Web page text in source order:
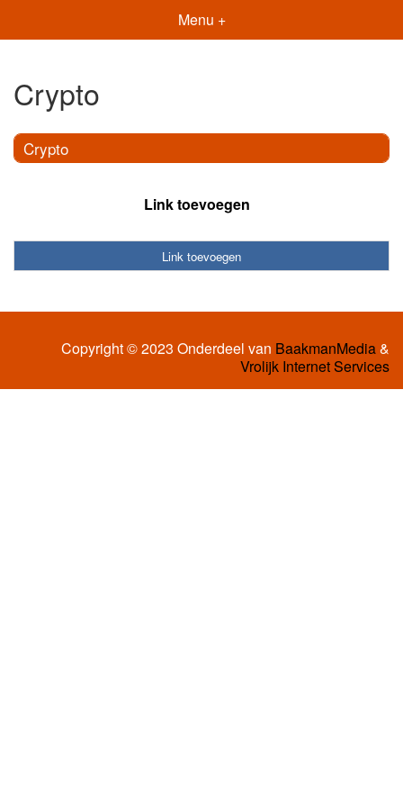
Menu +
Crypto
Crypto
Link toevoegen
Link toevoegen
Copyright © 2023 Onderdeel van BaakmanMedia&
Vrolijk Internet Services